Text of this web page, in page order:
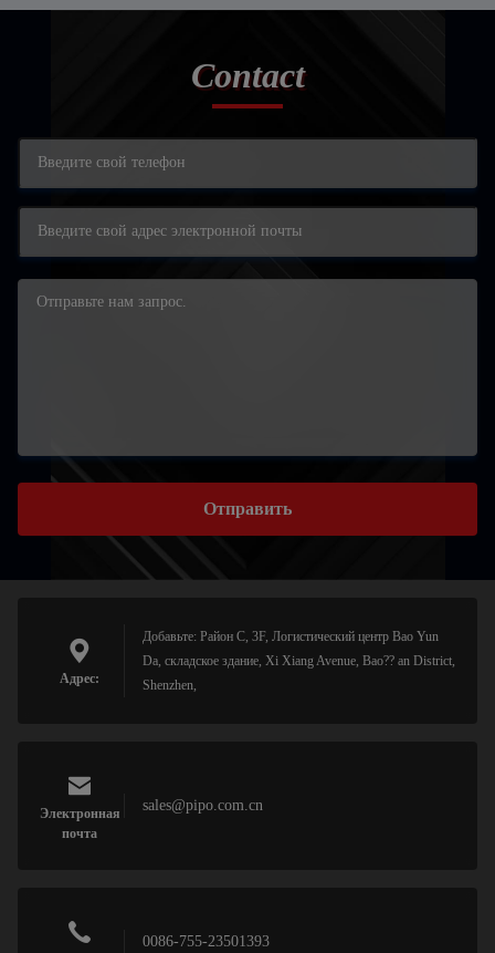
Contact
Отправить
Адрес:
Добавьте: Район C, 3F, Логистический центр Bao Yun
Da, складское здание, Xi Xiang Avenue, Bao?? an District,
Shenzhen,
Электронная
почта
sales@pipo.com.cn
0086-755-23501393